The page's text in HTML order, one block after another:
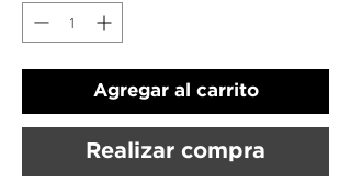
Agregar al carrito
Realizar compra